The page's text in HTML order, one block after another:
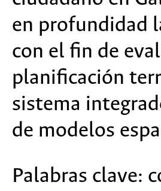
en profundidad
con el fin de
planificación
sistema
de modelos
Palabras clave: